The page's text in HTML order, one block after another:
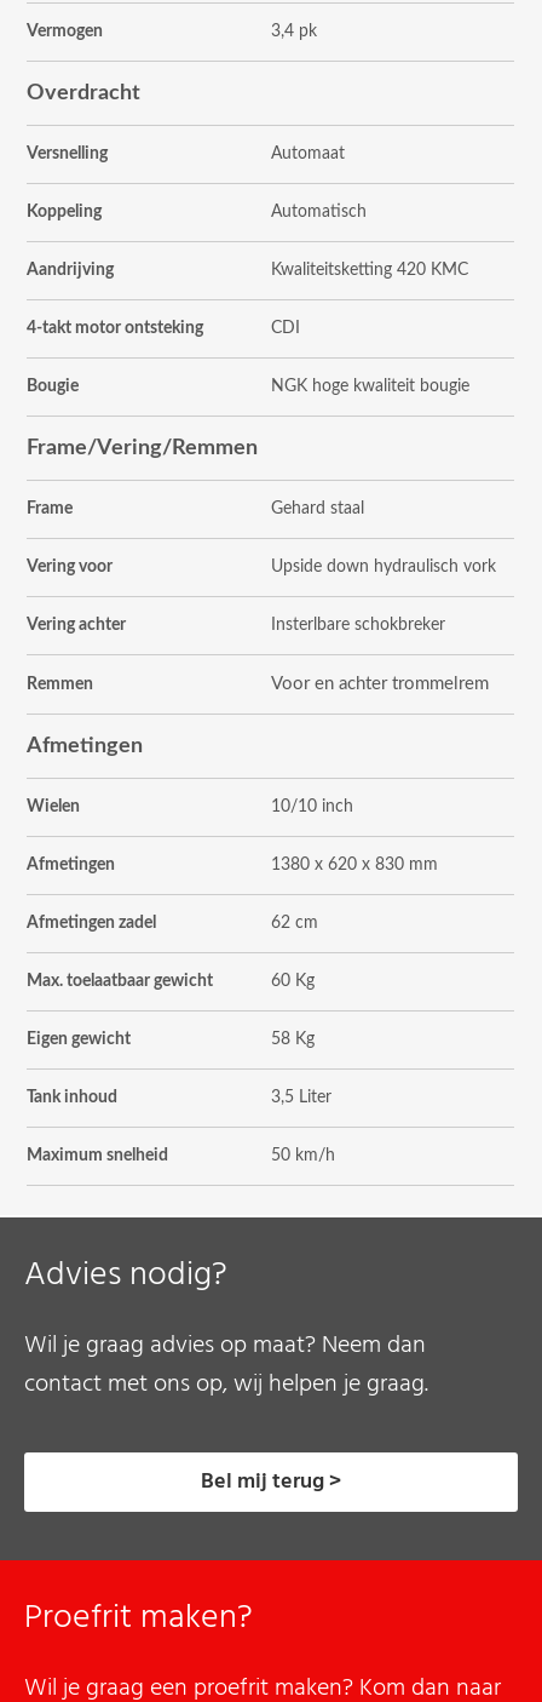
Vermogen 3,4 pk
Overdracht
Versnelling Automaat
Koppeling Automatisch
Aandrijving Kwaliteitsketting 420 KMC
4-takt motor ontsteking CDI
Bougie NGK hoge kwaliteit bougie
Frame/Vering/Remmen
Frame Gehard staal
Vering voor Upside down hydraulisch vork
Vering achter Insterlbare schokbreker
Remmen Voor en achter trommelrem
Afmetingen
Wielen 10/10 inch
Afmetingen 1380 x 620 x 830 mm
Afmetingen zadel 62 cm
Max. toelaatbaar gewicht 60 Kg
Eigen gewicht 58 Kg
Tank inhoud 3,5 Liter
Maximum snelheid 50 km/h
Advies nodig?
Wil je graag advies op maat? Neem dan
contact met ons op, wij helpen je graag.
Bel mij terug >
Proefrit maken?
Wil je graag een proefrit maken? Kom dan naar